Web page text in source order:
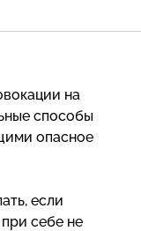
на
способы
опасное
если
себе не